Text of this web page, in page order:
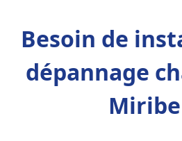
Besoin de
dépannage